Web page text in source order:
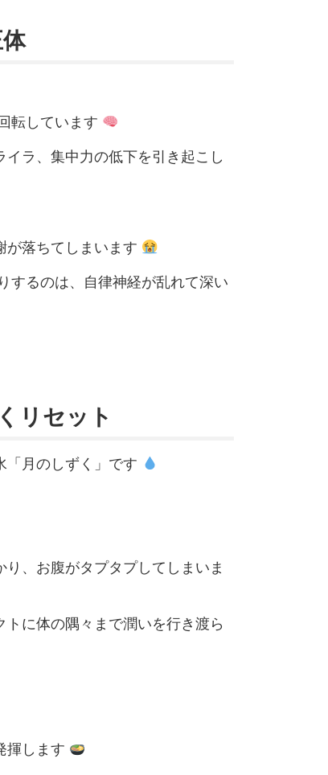
転しています
ラ、集中力の低下を引き起こし
が落ちてしまいます
するのは、自律神経が乱れて深い
リセット
「月のしずく」です
、お腹がタプタプしてしまいま
に体の隅々まで潤いを行き渡ら
揮します